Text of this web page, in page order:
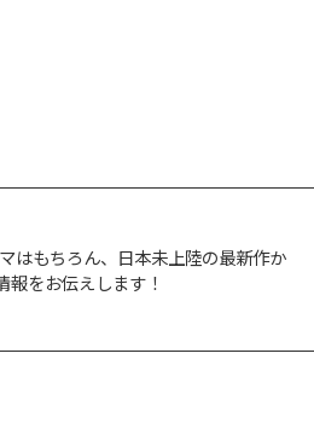
はもちろん、日本未上陸の最新作か
をお伝えします！